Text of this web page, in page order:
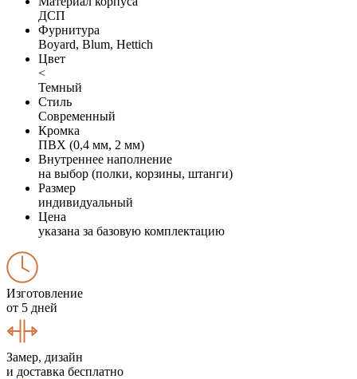
ДСП
Фурнитура
Boyard, Blum, Hettich
Цвет
<
Темный
Стиль
Современный
Кромка
ПВХ (0,4 мм, 2 мм)
Внутреннее наполнение
на выбор (полки, корзины, штанги)
Размер
индивидуальный
Цена
указана за базовую комплектацию
Изготовление
от 5 дней
Замер, дизайн
и доставка бесплатно